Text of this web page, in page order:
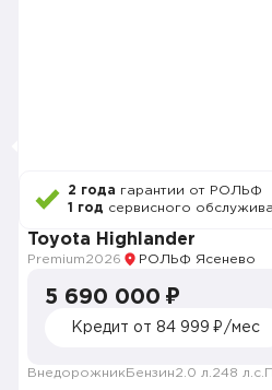
2 года гарантии от РОЛЬФ
1 год сервисного
Toyota Highlander
Premium2026 РОЛЬФ Ясенево
5 690 000 ₽
Кредит от 84 999 ₽/мес
Внедорожник Бензин2.0 л. 248 л.с.